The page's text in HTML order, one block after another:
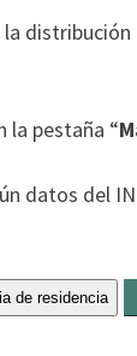
la pestaña “
datos del